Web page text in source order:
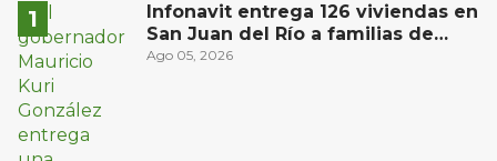
Infonavit entrega 126 viviendas en
San Juan del Río a familias de
bajos ingresos
Ago 05, 2026